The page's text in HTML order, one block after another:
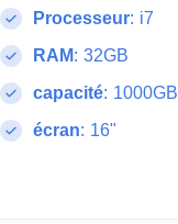
Processeur: i7
RAM: 32GB
capacité: 1000GB
écran: 16"